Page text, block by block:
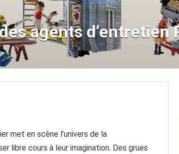
agents d’entretien
met en scène l’univers de la
libre cours à leur imagination. Des grues